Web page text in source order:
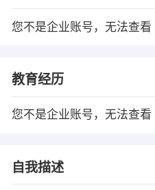
您不是企业账号，无法查看
教育经历
您不是企业账号，无法查看
自我描述